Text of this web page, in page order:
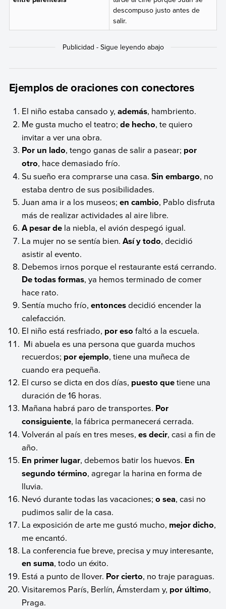
descompuso justo antes de
salir.
Ejemplos de oraciones con conectores
El niño estaba cansado y,además, hambriento.
Me gusta mucho el teatro;de hecho, te quiero
invitar a ver una obra.
Por un lado, tengo ganas de salir a pasear; por
otro, hace demasiado frío.
Su sueño era comprarse una casa.Sin embargo, no
estaba dentro de sus posibilidades.
Juan ama ir a los museos;en cambio, Pablo disfruta
más de realizar actividades al aire libre.
A pesar de la niebla, el avión despegó igual.
La mujer no se sentía bien.Así y todo, decidió
asistir al evento.
Debemos irnos porque el restaurante está cerrando.
De todas formas, ya hemos terminado de comer
hace rato.
Sentía mucho frío,entoncesdecidió encender la
calefacción.
El niño está resfriado, por esofaltó a la escuela.
Mi abuela es una persona que guarda muchos
recuerdos; por ejemplo, tiene una muñeca de
cuando era pequeña.
El curso se dicta en dos días, puesto quetiene una
duración de 16 horas.
Mañana habrá paro de transportes. Por
consiguiente, la fábrica permanecerá cerrada.
Volverán al país en tres meses,es decir, casi a fin de
año.
En primer lugar, debemos batir los huevos. En
segundo término, agregar la harina en forma de
lluvia.
Nevó durante todas las vacaciones;o sea, casi no
pudimos salir de la casa.
La exposición de arte me gustó mucho, mejor dicho,
me encantó.
La conferencia fue breve, precisa y muy interesante,
en suma, todo un éxito.
Está a punto de llover. Por cierto, no traje paraguas.
Visitaremos París, Berlín, Ámsterdam y, por último,
Praga.